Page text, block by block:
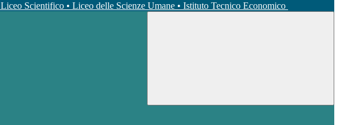
Liceo Scientifico • Liceo delle Scienze Umane • Istituto Tecnico Economico